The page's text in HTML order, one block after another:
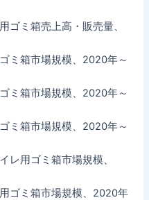
ミ箱売上高・販売量、
箱市場規模、2020年～
箱市場規模、2020年～
箱市場規模、2020年～
用ゴミ箱市場規模、
ミ箱市場規模、2020年